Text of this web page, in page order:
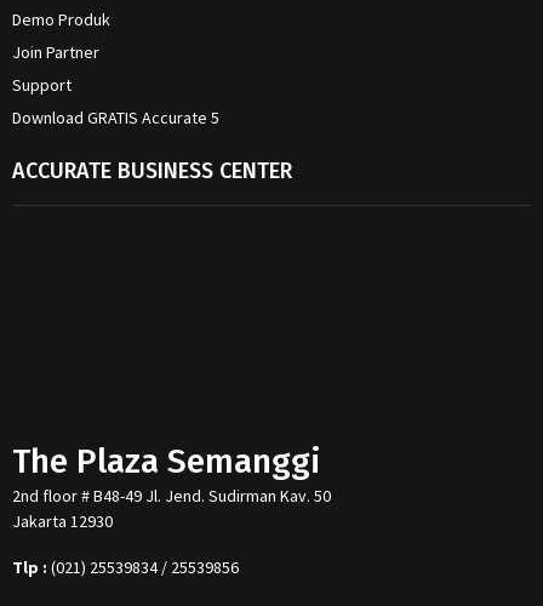
Demo Produk
Join Partner
Support
Download GRATIS Accurate 5
ACCURATE BUSINESS CENTER
The Plaza Semanggi
2nd floor # B48-49 Jl. Jend. Sudirman Kav. 50
Jakarta 12930
Tlp : (021) 25539834 / 25539856